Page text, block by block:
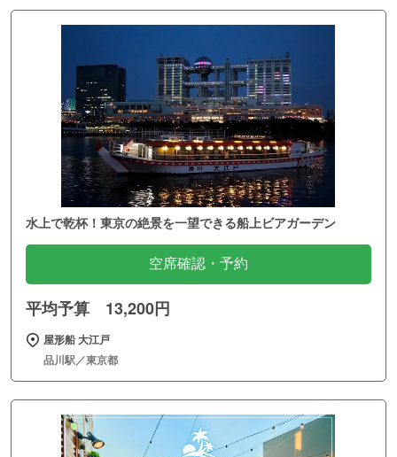
水上で乾杯！東京の絶景を一望できる船上ビアガーデン
空席確認・予約
平均予算 13,200円
屋形船 大江戸
品川駅／東京都